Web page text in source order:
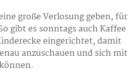
große Verlosung geben, für
gibt es sonntags auch Kaffee
eingerichtet, damit
anzuschauen und sich mit